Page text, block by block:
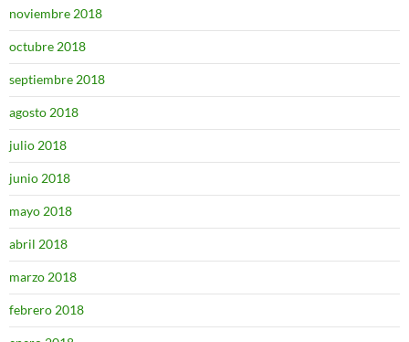
noviembre 2018
octubre 2018
septiembre 2018
agosto 2018
julio 2018
junio 2018
mayo 2018
abril 2018
marzo 2018
febrero 2018